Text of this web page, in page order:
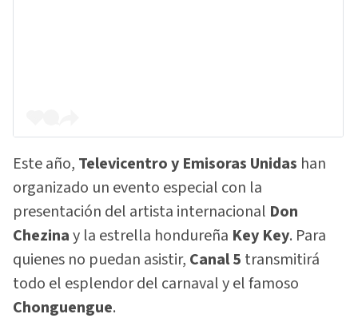
Este año, Televicentro y Emisoras Unidas han
organizado un evento especial con la
presentación del artista internacional Don
Chezinay la estrella hondureña Key Key. Para
quienes no puedan asistir, Canal 5 transmitirá
todo el esplendor del carnaval y el famoso
Chonguengue.